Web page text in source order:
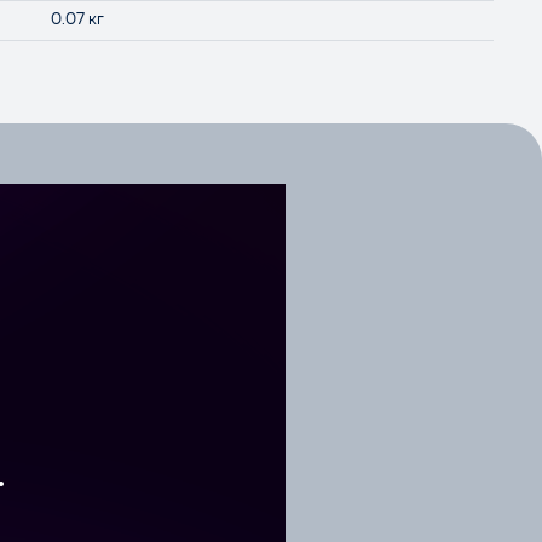
0.07 кг